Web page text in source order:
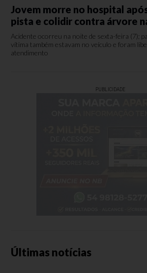
Jovem morre no hospital
pista e colidir contra árvore
Acidente ocorreu na noite de sexta-feira (7);
vítima também estavam no veículo e foram
atendimento
PUBLICIDADE
Últimas notícias